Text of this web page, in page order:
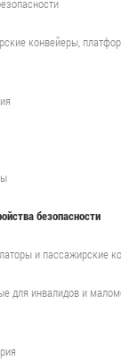
конвейеры,
безопасности
и пассажирские
для инвалидов и